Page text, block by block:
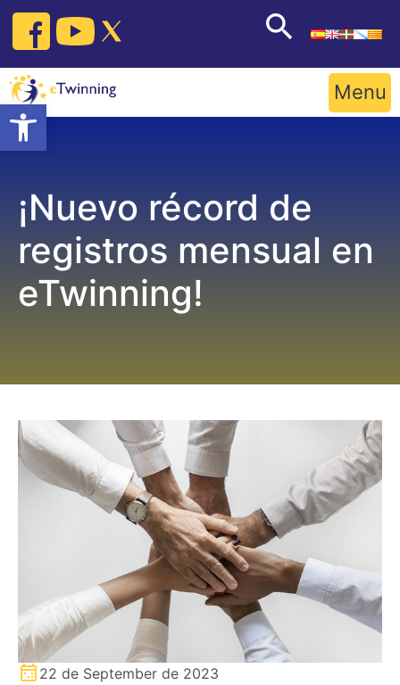
Open toolbar
Skip
content
Menu
¡Nuevo récord de
registros mensual en
eTwinning!
22 de September de 2023